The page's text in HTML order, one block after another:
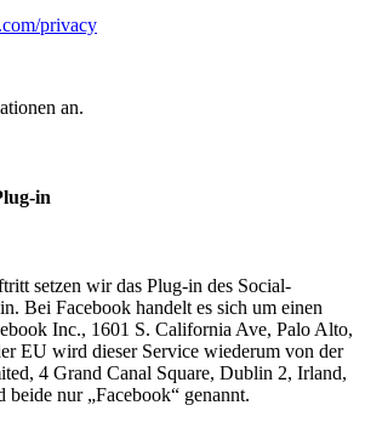
privacy
an.
in
setzen wir das Plug-in des Social-
Bei Facebook handelt es sich um einen
Inc., 1601 S. California Ave, Palo Alto,
EU wird dieser Service wiederum von der
4 Grand Canal Square, Dublin 2, Irland,
beide nur „Facebook“ genannt.